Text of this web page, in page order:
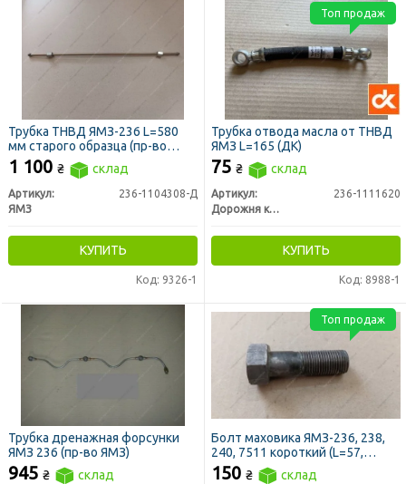
Трубка ТНВД ЯМЗ-236 L=580
мм старого образца (пр-во
ЯМЗ)
1 100 ₴ склад
Артикул:
236-1104308-Д
ЯМЗ
КУПИТЬ
Код: 9326-1
Трубка отвода масла от ТНВД
ЯМЗ L=165 (ДК)
75 ₴ склад
Артикул:
236-1111620
Дорожня карта
КУПИТЬ
Код: 8988-1
Топ продаж
Трубка дренажная форсунки
ЯМЗ 236 (пр-во ЯМЗ)
945 ₴ склад
Болт маховика ЯМЗ-236, 238,
240, 7511 короткий (L=57,
М16х1,5) (пр-во ЯМЗ)
150 ₴ склад
Топ продаж